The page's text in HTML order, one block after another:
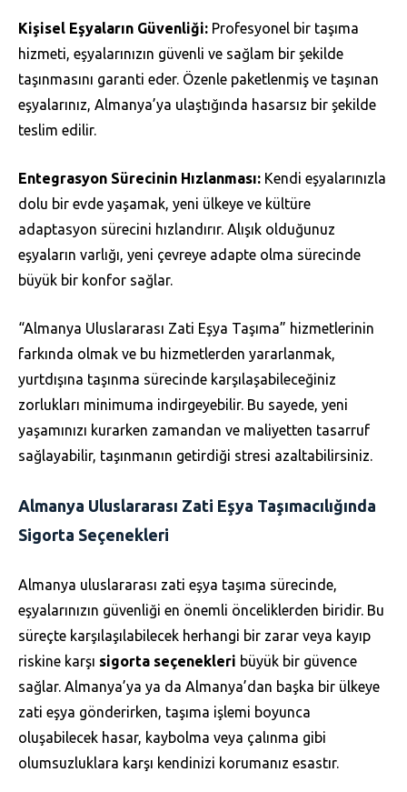
Kişisel Eşyaların Güvenliği: Profesyonel bir taşıma
hizmeti, eşyalarınızın güvenli ve sağlam bir şekilde
taşınmasını garanti eder. Özenle paketlenmiş ve taşınan
eşyalarınız, Almanya’ya ulaştığında hasarsız bir şekilde
teslim edilir.
Entegrasyon Sürecinin Hızlanması: Kendi eşyalarınızla
dolu bir evde yaşamak, yeni ülkeye ve kültüre
adaptasyon sürecini hızlandırır. Alışık olduğunuz
eşyaların varlığı, yeni çevreye adapte olma sürecinde
büyük bir konfor sağlar.
“Almanya Uluslararası Zati Eşya Taşıma” hizmetlerinin
farkında olmak ve bu hizmetlerden yararlanmak,
yurtdışına taşınma sürecinde karşılaşabileceğiniz
zorlukları minimuma indirgeyebilir. Bu sayede, yeni
yaşamınızı kurarken zamandan ve maliyetten tasarruf
sağlayabilir, taşınmanın getirdiği stresi azaltabilirsiniz.
Almanya Uluslararası Zati Eşya Taşımacılığında
Sigorta Seçenekleri
Almanya uluslararası zati eşya taşıma sürecinde,
eşyalarınızın güvenliği en önemli önceliklerden biridir. Bu
süreçte karşılaşılabilecek herhangi bir zarar veya kayıp
riskine karşı sigorta seçenekleri büyük bir güvence
sağlar. Almanya’ya ya da Almanya’dan başka bir ülkeye
zati eşya gönderirken, taşıma işlemi boyunca
oluşabilecek hasar, kaybolma veya çalınma gibi
olumsuzluklara karşı kendinizi korumanız esastır.